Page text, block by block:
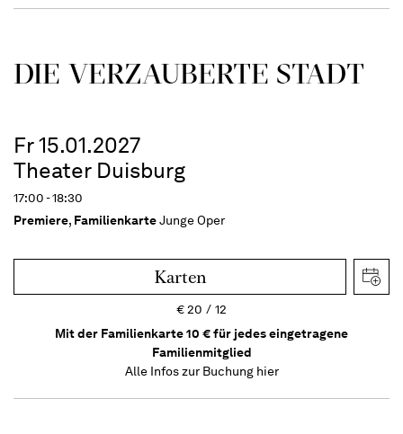
DIE VERZAUBERTE STADT
Fr 15.01.2027
Theater Duisburg
17:00 - 18:30
Premiere, FamilienkarteJunge Oper
Karten
€20
12
Mit der Familienkarte 10 € für jedes eingetragene
Familienmitglied
Alle Infos zur Buchung hier